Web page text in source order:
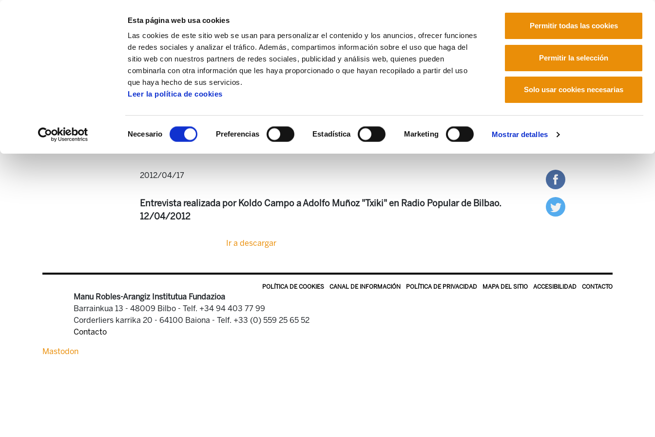
Esta página web usa cookies
Las cookies de este sitio web se usan para personalizar el contenido y los anuncios, ofrecer funciones
de redes sociales y analizar el tráfico. Además, compartimos información sobre el uso que haga del
sitio web con nuestros partners de redes sociales, publicidad y análisis web, quienes pueden
combinarla con otra información que les haya proporcionado o que hayan recopilado a partir del uso
que haya hecho de sus servicios.
Leer la política de cookies
Necesario Preferencias Estadística Marketing Mostrar detalles
Permitir todas las cookies
Permitir la selección
Solo usar cookies necesarias
Audios Adolfo Muñoz "Txiki": Los partidos deben decidir si acatan o no acatan las medidas que se imponen
Adolfo Muñoz "Txiki": Los partidos deben decidir si acatan o no acatan las
medidas que se imponen
2012/04/17
Entrevista realizada por Koldo Campo a Adolfo Muñoz "Txiki" en Radio Popular de Bilbao.
12/04/2012
Ir a descargar
POLÍTICA DE COOKIES CANAL DE INFORMACIÓN POLÍTICA DE PRIVACIDAD MAPA DEL SITIO ACCESIBILIDAD CONTACTO
Manu Robles-Arangiz Institutua Fundazioa
Barrainkua 13 - 48009 Bilbo - Telf. +34 94 403 77 99
Corderliers karrika 20 - 64100 Baiona - Telf. +33 (0) 559 25 65 52
Contacto
Mastodon